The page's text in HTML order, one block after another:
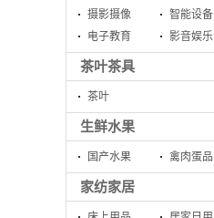
摄影摄像
智能设备
电子教育
影音娱乐
茶叶茶具
茶叶
生鲜水果
国产水果 禽肉蛋品
家纺家居